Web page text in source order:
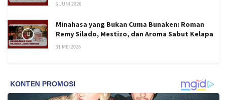
6 JUNI 2026
Minahasa yang Bukan Cuma Bunaken: Roman
Remy Silado, Mestizo, dan Aroma Sabut Kelapa
31 MEI 2026